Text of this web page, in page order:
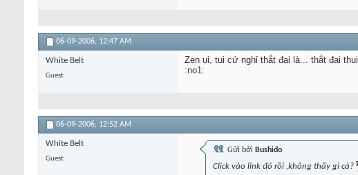
06-09-2006, 12:47 AM
White Belt
Guest
Zen ui, tui cứ nghỉ thắt đai là... thắt đai thui
:no1:
06-09-2006, 12:52 AM
White Belt
Guest
Gửi bởi Bushido
Click vào link đó rồi ,không thấy gì cả?